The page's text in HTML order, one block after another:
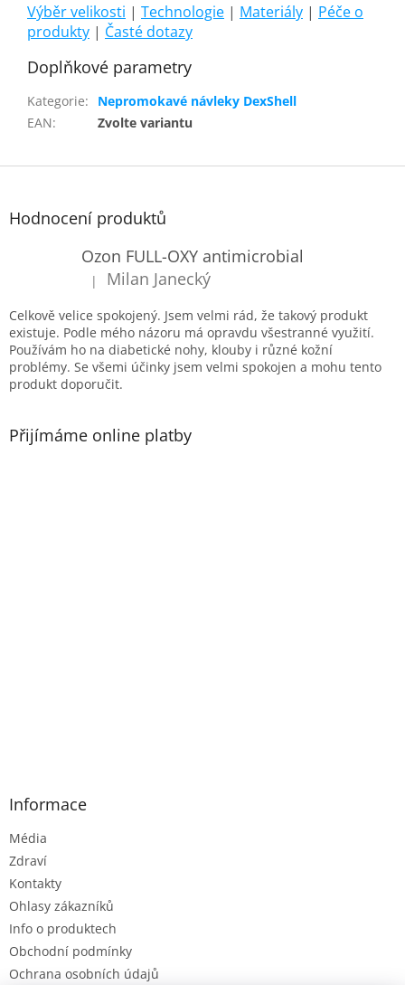
Výběr velikosti | Technologie | Materiály | Péče o
produkty | Časté dotazy
Doplňkové parametry
Kategorie:
Nepromokavé návleky DexShell
EAN: Zvolte variantu
Z
Hodnocení produktů
Ozon FULL-OXY antimicrobial
Hodnocení produktu je 5 z 5 hvězdiček.
| Milan Janecký
Celkově velice spokojený. Jsem velmi rád, že takový produkt
existuje. Podle mého názoru má opravdu všestranné využití.
Používám ho na diabetické nohy, klouby i různé kožní
problémy. Se všemi účinky jsem velmi spokojen a mohu tento
produkt doporučit.
Přijímáme online platby
Informace
Média
Zdraví
Kontakty
Ohlasy zákazníků
Info o produktech
Obchodní podmínky
Ochrana osobních údajů